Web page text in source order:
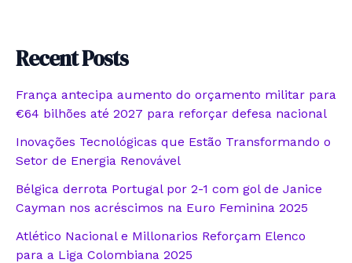
Recent Posts
França antecipa aumento do orçamento militar para
€64 bilhões até 2027 para reforçar defesa nacional
Inovações Tecnológicas que Estão Transformando o
Setor de Energia Renovável
Bélgica derrota Portugal por 2-1 com gol de Janice
Cayman nos acréscimos na Euro Feminina 2025
Atlético Nacional e Millonarios Reforçam Elenco
para a Liga Colombiana 2025